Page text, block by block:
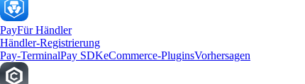
PayFür Händler
Händler-Registrierung
Pay-TerminalPay SDKeCommerce-PluginsVorhersagen